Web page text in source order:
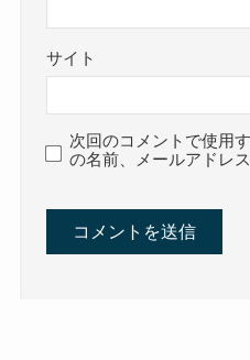
サイト
次回のコメントで使用
の名前、メールアドレ